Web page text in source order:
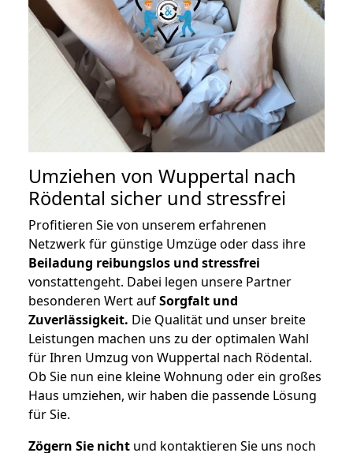
Umziehen von Wuppertal nach
Rödental sicher und stressfrei
Profitieren Sie von unserem erfahrenen
Netzwerk für günstige Umzüge oder dass ihre
Beiladung reibungslos und stressfrei
vonstattengeht. Dabei legen unsere Partner
besonderen Wert aufSorgfalt und
Zuverlässigkeit. Die Qualität und unser breite
Leistungen machen uns zu der optimalen Wahl
für Ihren Umzug von Wuppertal nach Rödental.
Ob Sie nun eine kleine Wohnung oder ein großes
Haus umziehen, wir haben die passende Lösung
für Sie.
Zögern Sie nicht und kontaktieren Sie uns noch